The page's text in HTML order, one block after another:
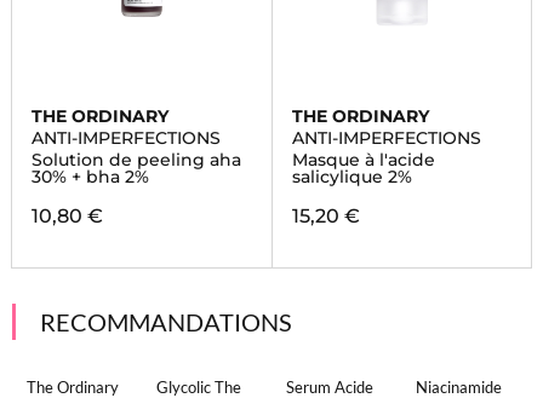
THE ORDINARY
ANTI-IMPERFECTIONS
Solution de peeling aha
30% + bha 2%
10,80 €
THE ORDINARY
ANTI-IMPERFECTIONS
Masque à l'acide
salicylique 2%
15,20 €
RECOMMANDATIONS
The Ordinary
Glycolic The
Serum Acide
Niacinamide